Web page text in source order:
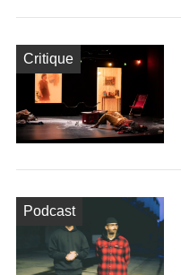
Critique
Podcast